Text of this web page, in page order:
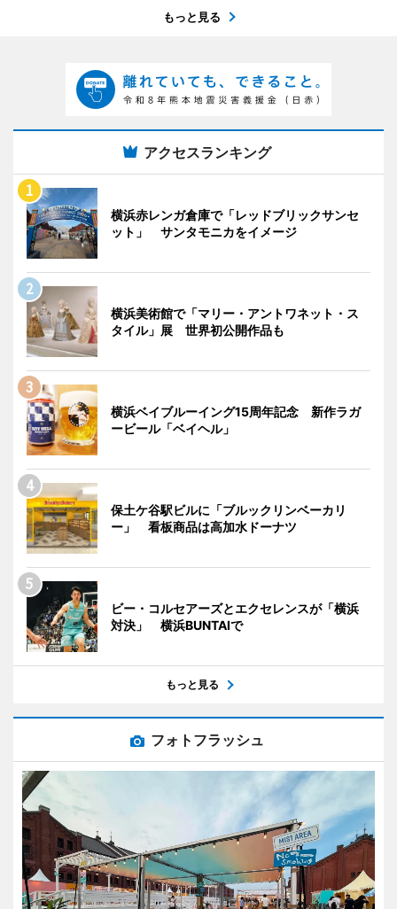
もっと見る
アクセスランキング
横浜赤レンガ倉庫で「レッドブリックサンセ
ット」 サンタモニカをイメージ
横浜美術館で「マリー・アントワネット・ス
タイル」展 世界初公開作品も
横浜ベイブルーイング15周年記念 新作ラガ
ービール「ベイヘル」
保土ケ谷駅ビルに「ブルックリンベーカリ
ー」 看板商品は高加水ドーナツ
ビー・コルセアーズとエクセレンスが「横浜
対決」 横浜BUNTAIで
もっと見る
フォトフラッシュ